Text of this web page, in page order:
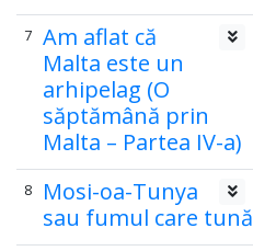
7 Am aflat că
Malta este un
arhipelag (O
săptămână prin
Malta – Partea IV-a)
8
Mosi-oa-Tunya
sau fumul care tună